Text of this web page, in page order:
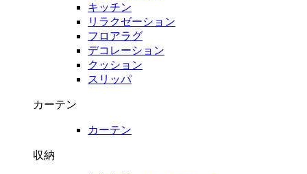
キッチン
リラクゼーション
フロアラグ
デコレーション
クッション
スリッパ
カーテン
カーテン
収納